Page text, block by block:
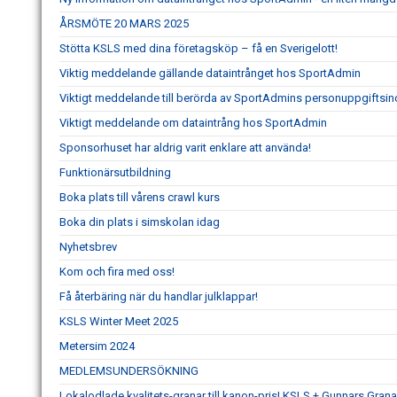
ÅRSMÖTE 20 MARS 2025
Stötta KSLS med dina företagsköp – få en Sverigelott!
Viktig meddelande gällande dataintrånget hos SportAdmin
Viktigt meddelande till berörda av SportAdmins
Viktigt meddelande om dataintrång hos SportAdmin
Sponsorhuset har aldrig varit enklare att använda!
Funktionärsutbildning
Boka plats till vårens crawl kurs
Boka din plats i simskolan idag
Nyhetsbrev
Kom och fira med oss!
Få återbäring när du handlar julklappar!
KSLS Winter Meet 2025
Metersim 2024
MEDLEMSUNDERSÖKNING